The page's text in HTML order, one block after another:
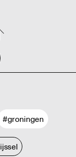
#groningen